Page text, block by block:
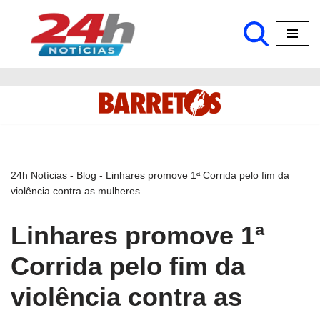
Pular
24h Notícias - Blog - Linhares promove 1ª Corrida pelo fim da
violência contra as mulheres
Linhares promove 1ª
Corrida pelo fim da
violência contra as